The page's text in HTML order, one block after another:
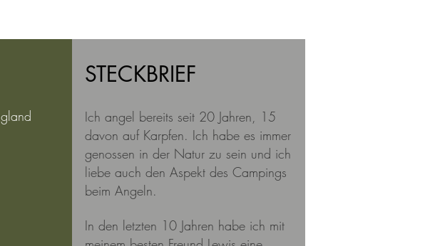
STECKBRIEF
Ich angel bereits seit 20 Jahren, 15
davon auf Karpfen. Ich habe es immer
genossen in der Natur zu sein und ich
liebe auch den Aspekt des Campings
beim Angeln.
In den letzten 10 Jahren habe ich mit